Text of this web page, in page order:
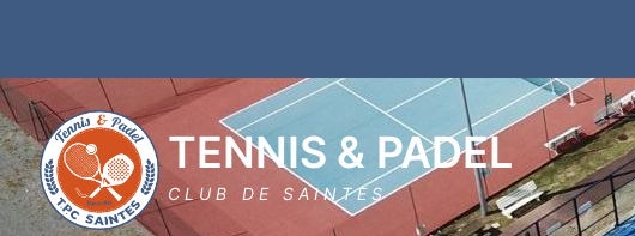
TENNIS & PADEL
CLUB DE SAINTES